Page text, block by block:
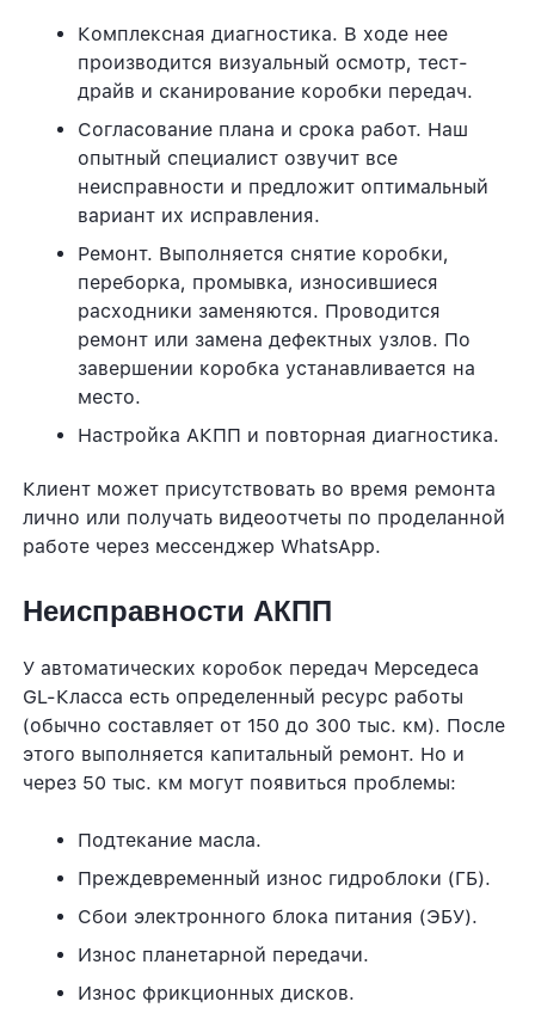
Комплексная диагностика. В ходе нее
производится визуальный осмотр, тест-
драйв и сканирование коробки передач.
Согласование плана и срока работ. Наш
опытный специалист озвучит все
неисправности и предложит оптимальный
вариант их исправления.
Ремонт. Выполняется снятие коробки,
переборка, промывка, износившиеся
расходники заменяются. Проводится
ремонт или замена дефектных узлов. По
завершении коробка устанавливается на
место.
Настройка АКПП и повторная диагностика.
Клиент может присутствовать во время ремонта
лично или получать видеоотчеты по проделанной
работе через мессенджер WhatsApp.
Неисправности АКПП
У автоматических коробок передач Мерседеса
GL-Класса есть определенный ресурс работы
(обычно составляет от 150 до 300 тыс. км). После
этого выполняется капитальный ремонт. Но и
через 50 тыс. км могут появиться проблемы:
Подтекание масла.
Преждевременный износ гидроблоки (ГБ).
Сбои электронного блока питания (ЭБУ).
Износ планетарной передачи.
Износ фрикционных дисков.